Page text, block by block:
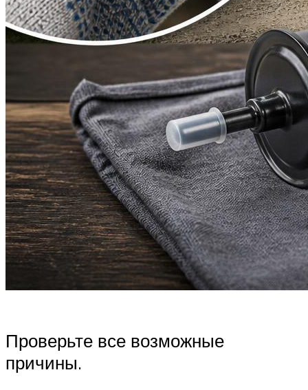
Проверьте все возможные
причины.